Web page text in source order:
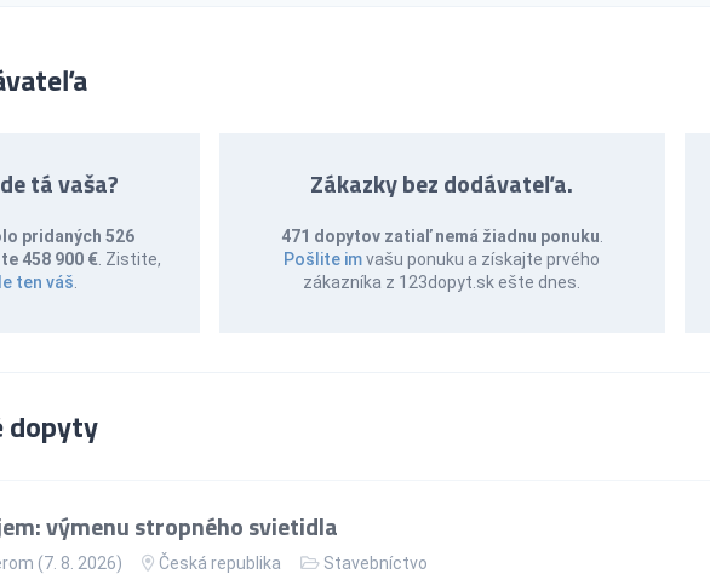
tá vaša?
pridaných 526
458 900 €. Zistite,
ten váš
Zákazky bez dodávateľa.
471 dopytov zatiaľ nemá žiadnu ponuku
Pošlite imvašu ponuku a získajte prvého
zákazníka z 123dopyt.sk ešte dnes.
dopyty
výmenu stropného svietidla
(7. 8. 2026) Česká republika Stavebníctvo